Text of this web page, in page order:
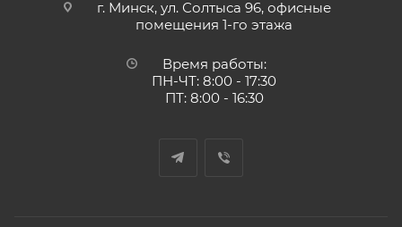
г. Минск, ул. Солтыса 96, офисные
помещения 1-го этажа
Время работы:
ПН-ЧТ: 8:00 - 17:30
ПТ: 8:00 - 16:30